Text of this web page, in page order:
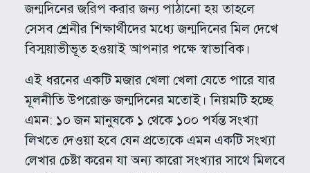
জন্মদিনের জরিপ করার জন্য পাঠানো হয় তাহলে
সেসব শ্রেনীর শিক্ষার্থীদের মধ্যে জন্মদিনের মিল দেখে
বিস্ময়াভীভূত হওয়াই আপনার পক্ষে স্বাভাবিক।
এই ধরনের একটি মজার খেলা খেলা যেতে পারে যার
মূলনীতি উপরোক্ত জন্মদিনের মতোই। নিয়মটি হচ্ছে
এমন: ১০ জন মানুষকে ১ থেকে ১০০ পর্যন্ত সংখ্যা
লিখতে দেওয়া হবে যেন প্রত্যেকে এমন একটি সংখ্যা
লেখার চেষ্টা করেন যা অন্য কারো সংখ্যার সাথে মিলবে